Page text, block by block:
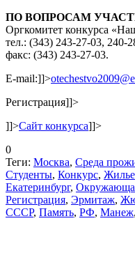
ПО ВОПРОСАМ
Оргкомитет конкурса
тел.: (343) 243-27-03, 240-
факс: (343) 243-27-03.
E-mail:]]>
Регистрация]]>
]]>Сайт конкурса]]>
0
Теги: Москва, Среда
Студенты, Конкурс, Жилье
Екатеринбург,
Регистрация, Эрмитаж,
СССР, Память, РФ, Манеж,